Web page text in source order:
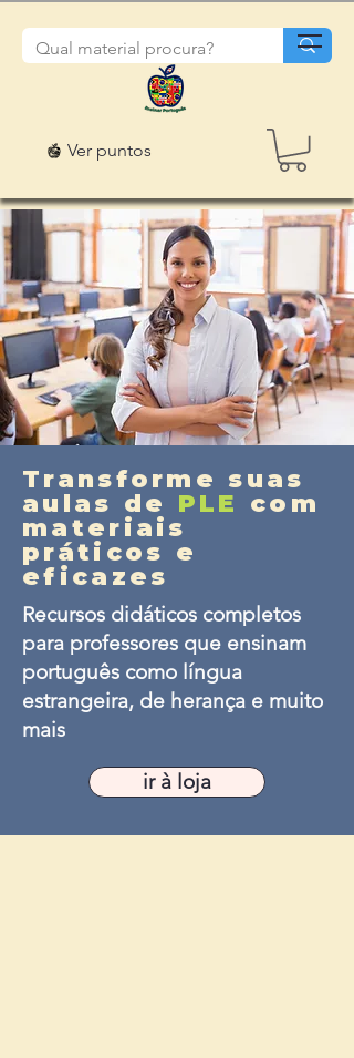
Ver puntos
Transforme suas
aulas de PLE com
materiais
práticos e
eficazes
Recursos didáticos completos
para professores que ensinam
português como língua
estrangeira, de herança e muito
mais
ir à loja